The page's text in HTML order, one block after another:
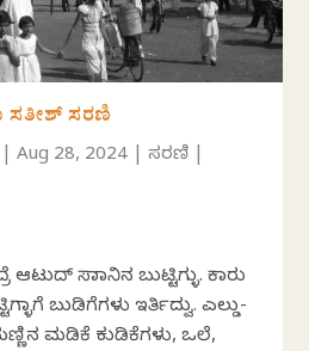
ಸತೀಶ್ ಸರಣಿ
|Aug 28, 2024 |ಸರಣಿ
ಆಟುದ್ ಸಾಮಾನಿನ ಬುಟ್ಟಿಗ್ಳು. ಕಾರು
ಬುಡಿಗೆಗಳು ಇರ್ತಿದ್ವು. ಎಲ್ಡು-
ಮಡಿಕೆ ಕುಡಿಕೆಗಳು, ಒಲೆ,